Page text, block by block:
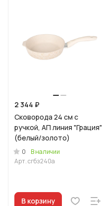
2 344 ₽
Сковорода 24 см с
ручкой, АП линия "Грация"
(белый/золото)
0
В наличии
Арт.сгбз240а
В корзину